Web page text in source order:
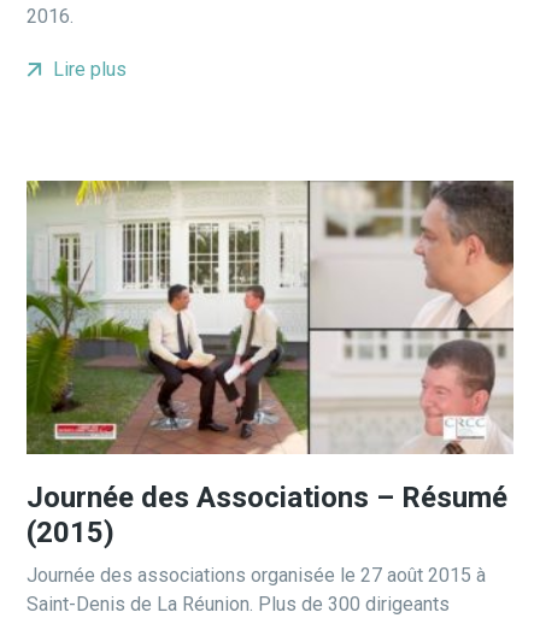
2016.
Lire plus
Journée des Associations – Résumé
(2015)
Journée des associations organisée le 27 août 2015 à
Saint-Denis de La Réunion. Plus de 300 dirigeants